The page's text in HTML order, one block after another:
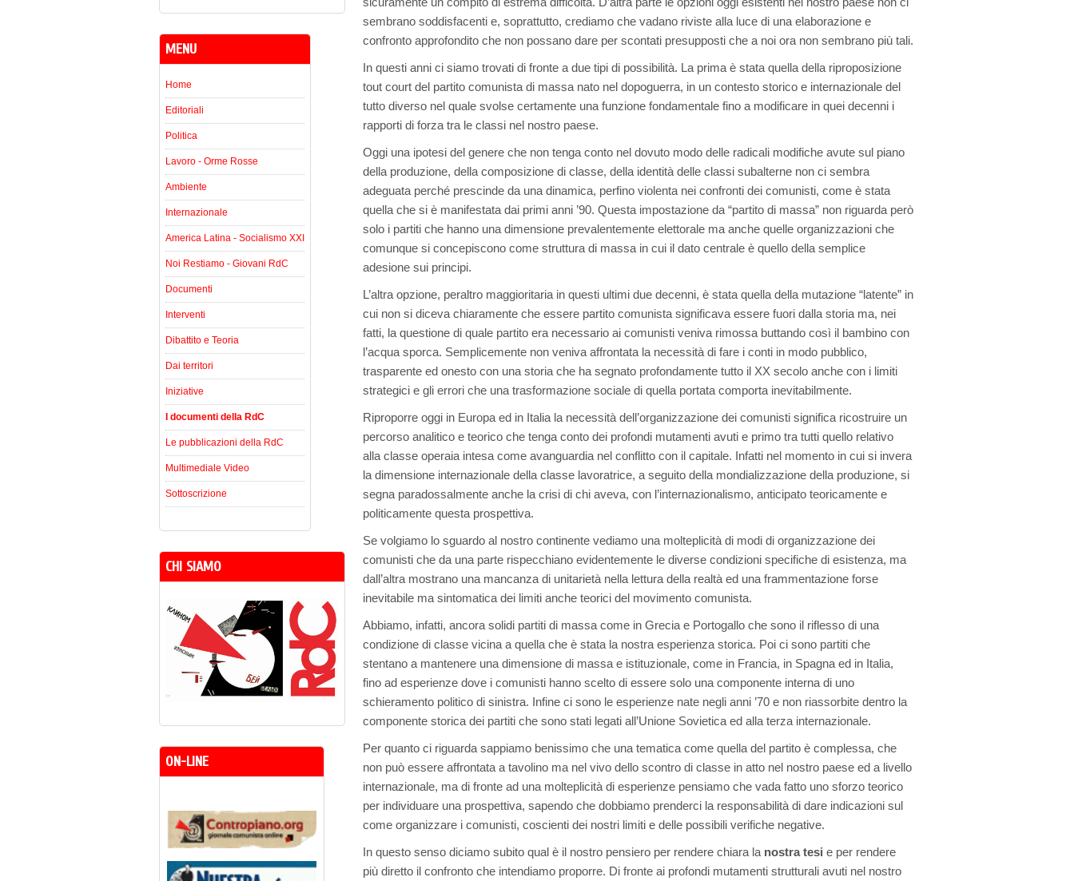
sembrano soddisfacenti e, soprattutto, crediamo che vadano riviste alla luce di una elaborazione e
confronto approfondito che non possano dare per scontati presupposti che a noi ora non sembrano più tali.
In questi anni ci siamo trovati di fronte a due tipi di possibilità. La prima è stata quella della riproposizione
tout court del partito comunista di massa nato nel dopoguerra, in un contesto storico e internazionale del
tutto diverso nel quale svolse certamente una funzione fondamentale fino a modificare in quei decenni i
rapporti di forza tra le classi nel nostro paese.
Oggi una ipotesi del genere che non tenga conto nel dovuto modo delle radicali modifiche avute sul piano
della produzione, della composizione di classe, della identità delle classi subalterne non ci sembra
adeguata perché prescinde da una dinamica, perfino violenta nei confronti dei comunisti, come è stata
quella che si è manifestata dai primi anni ’90. Questa impostazione da “partito di massa” non riguarda però
solo i partiti che hanno una dimensione prevalentemente elettorale ma anche quelle organizzazioni che
comunque si concepiscono come struttura di massa in cui il dato centrale è quello della semplice
adesione sui principi.
L’altra opzione, peraltro maggioritaria in questi ultimi due decenni, è stata quella della mutazione “latente” in
cui non si diceva chiaramente che essere partito comunista significava essere fuori dalla storia ma, nei
fatti, la questione di quale partito era necessario ai comunisti veniva rimossa buttando così il bambino con
l’acqua sporca. Semplicemente non veniva affrontata la necessità di fare i conti in modo pubblico,
trasparente ed onesto con una storia che ha segnato profondamente tutto il XX secolo anche con i limiti
strategici e gli errori che una trasformazione sociale di quella portata comporta inevitabilmente.
Riproporre oggi in Europa ed in Italia la necessità dell’organizzazione dei comunisti significa ricostruire un
percorso analitico e teorico che tenga conto dei profondi mutamenti avuti e primo tra tutti quello relativo
alla classe operaia intesa come avanguardia nel conflitto con il capitale. Infatti nel momento in cui si invera
la dimensione internazionale della classe lavoratrice, a seguito della mondializzazione della produzione, si
segna paradossalmente anche la crisi di chi aveva, con l’internazionalismo, anticipato teoricamente e
politicamente questa prospettiva.
Se volgiamo lo sguardo al nostro continente vediamo una molteplicità di modi di organizzazione dei
comunisti che da una parte rispecchiano evidentemente le diverse condizioni specifiche di esistenza, ma
dall’altra mostrano una mancanza di unitarietà nella lettura della realtà ed una frammentazione forse
inevitabile ma sintomatica dei limiti anche teorici del movimento comunista.
Abbiamo, infatti, ancora solidi partiti di massa come in Grecia e Portogallo che sono il riflesso di una
condizione di classe vicina a quella che è stata la nostra esperienza storica. Poi ci sono partiti che
stentano a mantenere una dimensione di massa e istituzionale, come in Francia, in Spagna ed in Italia,
fino ad esperienze dove i comunisti hanno scelto di essere solo una componente interna di uno
schieramento politico di sinistra. Infine ci sono le esperienze nate negli anni ’70 e non riassorbite dentro la
componente storica dei partiti che sono stati legati all’Unione Sovietica ed alla terza internazionale.
Per quanto ci riguarda sappiamo benissimo che una tematica come quella del partito è complessa, che
non può essere affrontata a tavolino ma nel vivo dello scontro di classe in atto nel nostro paese ed a livello
internazionale, ma di fronte ad una molteplicità di esperienze pensiamo che vada fatto uno sforzo teorico
per individuare una prospettiva, sapendo che dobbiamo prenderci la responsabilità di dare indicazioni sul
come organizzare i comunisti, coscienti dei nostri limiti e delle possibili verifiche negative.
In questo senso diciamo subito qual è il nostro pensiero per rendere chiara la nostra tesi e per rendere
più diretto il confronto che intendiamo proporre. Di fronte ai profondi mutamenti strutturali avuti nel nostro
MENU
Home
Editoriali
Politica
Lavoro - Orme Rosse
Ambiente
Internazionale
America Latina - Socialismo XXI
Noi Restiamo - Giovani RdC
Documenti
Interventi
Dibattito e Teoria
Dai territori
Iniziative
I documenti della RdC
Le pubblicazioni della RdC
Multimediale Video
Sottoscrizione
CHI SIAMO
ON-LINE